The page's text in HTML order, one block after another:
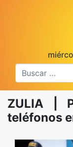
ZULIA |
teléfonos